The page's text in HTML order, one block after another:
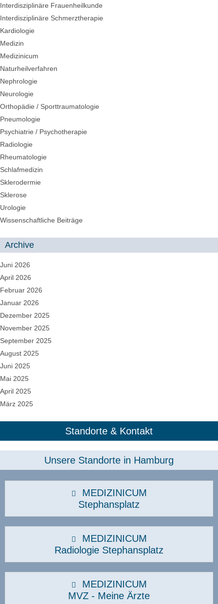
Interdisziplinäre Frauenheilkunde
Interdisziplinäre Schmerztherapie
Kardiologie
Medizin
Medizinicum
Naturheilverfahren
Nephrologie
Neurologie
Orthopädie / Sporttraumatologie
Pneumologie
Psychiatrie / Psychotherapie
Radiologie
Rheumatologie
Schlafmedizin
Sklerodermie
Sklerose
Urologie
Wissenschaftliche Beiträge
Archive
Juni 2026
April 2026
Februar 2026
Januar 2026
Dezember 2025
November 2025
September 2025
August 2025
Juni 2025
Mai 2025
April 2025
März 2025
Standorte & Kontakt
Unsere Standorte in Hamburg​
MEDIZINICUM
Stephansplatz
MEDIZINICUM
Radiologie Stephansplatz
MEDIZINICUM
MVZ - Meine Ärzte